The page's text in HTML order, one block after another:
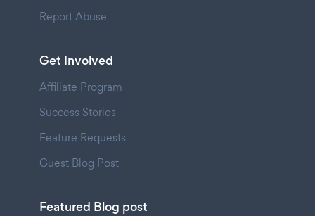
Report Abuse
Get Involved
Affiliate Program
Success Stories
Feature Requests
Guest Blog Post
Featured Blog post